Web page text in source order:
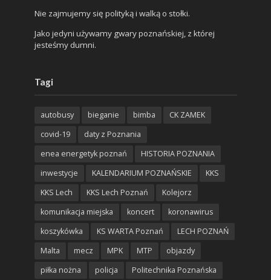
Nie zajmujemy się polityką i walką o stołki.
Jako jedyni używamy gwary poznańskiej, z której
jesteśmy dumni.
Tagi
autobusy bieganie bimba
CK ZAMEK
covid-19
daty z Poznania
enea energetyk poznań
HISTORIA POZNANIA
inwestycje
KALENDARIUM POZNAŃSKIE
KKS
KKS Lech
KKS Lech Poznań
Kolejorz
komunikacja miejska
koncert
koronawirus
koszykówka
KS WARTA Poznań
LECH POZNAŃ
Malta
mecz MPK MTP
objazdy
piłka nożna
policja Politechnika Poznańska